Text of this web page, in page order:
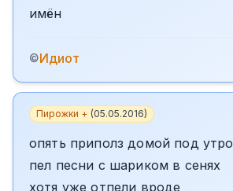
имён
©Идиот
Пирожки + (05.05.2016)
опять приполз домой под утро
пел песни с шариком в сенях
хотя уже отпели вроде